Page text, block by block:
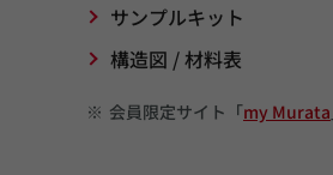
サンプルキット
構造図 / 材料表
※ 会員限定サイト「my Murata